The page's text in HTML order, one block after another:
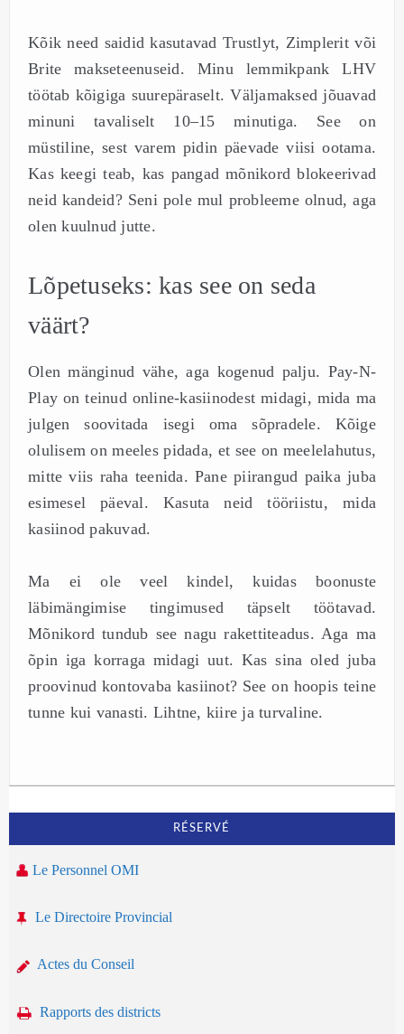
Kõik need saidid kasutavad Trustlyt, Zimplerit või
Brite makseteenuseid. Minu lemmikpank LHV
töötab kõigiga suurepäraselt. Väljamaksed jõuavad
minuni tavaliselt 10–15 minutiga. See on
müstiline, sest varem pidin päevade viisi ootama.
Kas keegi teab, kas pangad mõnikord blokeerivad
neid kandeid? Seni pole mul probleeme olnud, aga
olen kuulnud jutte.
Lõpetuseks: kas see on seda
väärt?
Olen mänginud vähe, aga kogenud palju. Pay-N-
Play on teinud online-kasiinodest midagi, mida ma
julgen soovitada isegi oma sõpradele. Kõige
olulisem on meeles pidada, et see on meelelahutus,
mitte viis raha teenida. Pane piirangud paika juba
esimesel päeval. Kasuta neid tööriistu, mida
kasiinod pakuvad.
Ma ei ole veel kindel, kuidas boonuste
läbimängimise tingimused täpselt töötavad.
Mõnikord tundub see nagu rakettiteadus. Aga ma
õpin iga korraga midagi uut. Kas sina oled juba
proovinud kontovaba kasiinot? See on hoopis teine
tunne kui vanasti. Lihtne, kiire ja turvaline.
RÉSERVÉ
Le Personnel OMI
Le Directoire Provincial
Actes du Conseil
Rapports des districts